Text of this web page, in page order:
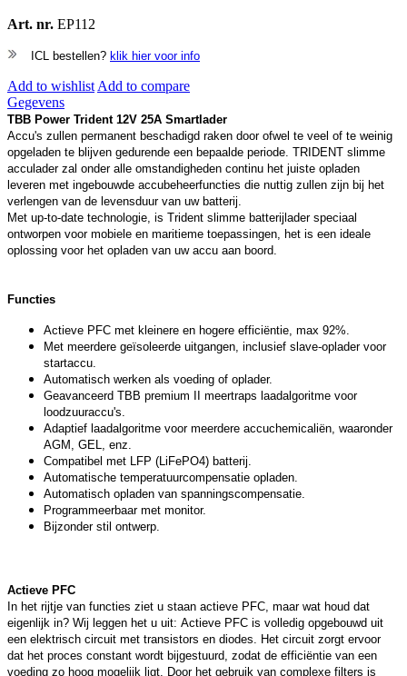
Art. nr. EP112
ICL bestellen? klik hier voor info
Add to wishlist Add to compare
Gegevens
TBB Power Trident 12V 25A Smartlader
Accu's zullen permanent beschadigd raken door ofwel te veel of te weinig
opgeladen te blijven gedurende een bepaalde periode. TRIDENT slimme
acculader zal onder alle omstandigheden continu het juiste opladen
leveren met ingebouwde accubeheerfuncties die nuttig zullen zijn bij het
verlengen van de levensduur van uw batterij.
Met up-to-date technologie, is Trident slimme batterijlader speciaal
ontworpen voor mobiele en maritieme toepassingen, het is een ideale
oplossing voor het opladen van uw accu aan boord.
Functies
Actieve PFC met kleinere en hogere efficiëntie, max 92%.
Met meerdere geïsoleerde uitgangen, inclusief slave-oplader voor
startaccu.
Automatisch werken als voeding of oplader.
Geavanceerd TBB premium II meertraps laadalgoritme voor
loodzuuraccu's.
Adaptief laadalgoritme voor meerdere accuchemicaliën, waaronder
AGM, GEL, enz.
Compatibel met LFP (LiFePO4) batterij.
Automatische temperatuurcompensatie opladen.
Automatisch opladen van spanningscompensatie.
Programmeerbaar met monitor.
Bijzonder stil ontwerp.
Actieve PFC
In het rijtje van functies ziet u staan actieve PFC, maar wat houd dat
eigenlijk in? Wij leggen het u uit: Actieve PFC is volledig opgebouwd uit
een elektrisch circuit met transistors en diodes. Het circuit zorgt ervoor
dat het proces constant wordt bijgestuurd, zodat de efficiëntie van een
voeding zo hoog mogelijk ligt. Door het gebruik van complexe filters is